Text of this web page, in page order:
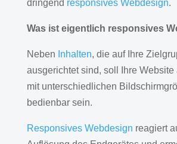
dringend responsives Webdesign.
Was ist eigentlich responsives
Neben Inhalten, die auf Ihre
ausgerichtet sind, soll Ihre Website
mit unterschiedlichen
bedienbar sein.
Responsives Webdesign reagiert